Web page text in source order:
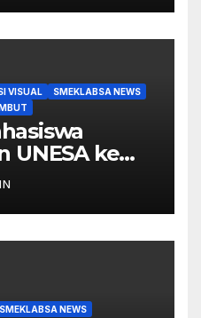
VISUAL
SMEKLABSA NEWS
UNESA ke
1
SMEKLABSA NEWS